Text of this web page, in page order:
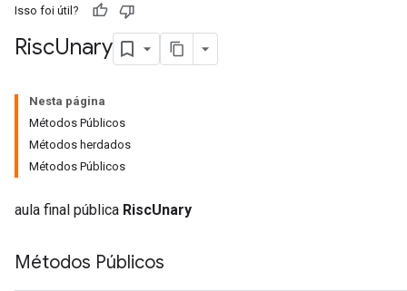
Isso foi útil?
RiscUnary
Nesta página
Métodos Públicos
Métodos herdados
Métodos Públicos
aula final pública RiscUnary
Métodos Públicos